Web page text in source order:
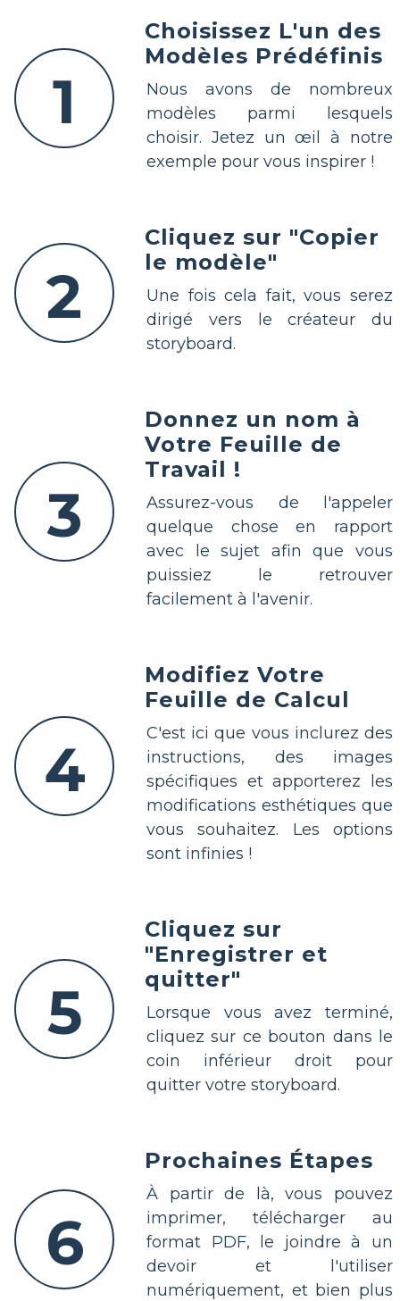
1
Choisissez L'un des
Modèles Prédéfinis
Nous avons de nombreux
modèles parmi lesquels
choisir. Jetez un œil à notre
exemple pour vous inspirer !
2
Cliquez sur "Copier
le modèle"
Une fois cela fait, vous serez
dirigé vers le créateur du
storyboard.
3
Donnez un nom à
Votre Feuille de
Travail !
Assurez-vous de l'appeler
quelque chose en rapport
avec le sujet afin que vous
puissiez le retrouver
facilement à l'avenir.
4
Modifiez Votre
Feuille de Calcul
C'est ici que vous inclurez des
instructions, des images
spécifiques et apporterez les
modifications esthétiques que
vous souhaitez. Les options
sont infinies !
5
Cliquez sur
"Enregistrer et
quitter"
Lorsque vous avez terminé,
cliquez sur ce bouton dans le
coin inférieur droit pour
quitter votre storyboard.
6
Prochaines Étapes
À partir de là, vous pouvez
imprimer, télécharger au
format PDF, le joindre à un
devoir et l'utiliser
numériquement, et bien plus